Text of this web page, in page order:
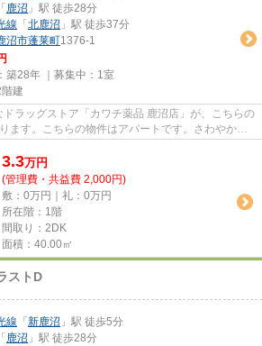
「 鹿沼 」駅 徒歩28分
線 「 北鹿沼 」駅 徒歩37分
沼市蓬莱町1376-1
築28年 ｜募集中： 1室
建
ラッグストア「カワチ薬品 鹿沼店」が、こちらの
ます。こちらの物件はアパートです。さわやかな
...
3.3万円
(管理費・共益費 2,000円)
敷：0万円｜礼：0万円
所在階：1階
間取り：2DK
面積：40.00㎡
ストD
線 「 新鹿沼 」駅 徒歩5分
「 鹿沼 」駅 徒歩28分